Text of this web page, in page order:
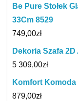
Be Pure Stołek
33Cm 8529
749,00zł
Dekoria Szafa
5 309,00zł
Komfort Komoda
879,00zł